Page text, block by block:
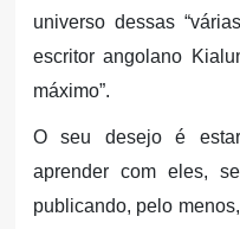
universo dessas
escritor angolano
máximo”.
O seu desejo é
aprender com eles,
publicando, pelo